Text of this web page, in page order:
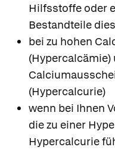
Hilfsstoffe oder
Bestandteile
bei zu hohen
(Hypercalcurie)
wenn bei Ihnen
die zu einer
Hypercalcurie